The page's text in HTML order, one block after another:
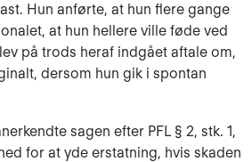
Hun anførte, at hun flere gange
at hun hellere ville føde ved
på trods heraf indgået aftale om,
dersom hun gik i spontan
sagen efter PFL § 2, stk. 1,
for at yde erstatning, hvis skaden